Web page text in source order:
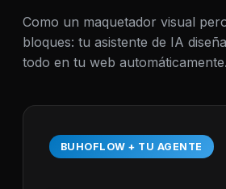
Como un maquetador visual
bloques: tu asistente de IA
todo en tu web automáticamente.
BUHOFLOW + TU AGENTE